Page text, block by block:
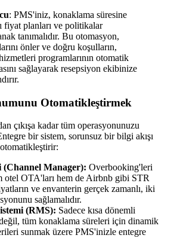
: PMS'iniz, konaklama süresine
fiyat planları ve politikalar
tanımalıdır. Bu otomasyon,
önler ve doğru koşulların,
programlarının otomatik
sağlayarak resepsiyon ekibinize
Otomatikleştirmek
çıkışa kadar tüm operasyonunuzu
bir sistem, sorunsuz bir bilgi akışı
(Channel Manager): Overbooking'leri
otel OTA'ları hem de Airbnb gibi STR
ve envanterin gerçek zamanlı, iki
sağlamalıdır.
(RMS): Sadece kısa dönemli
tüm konaklama süreleri için dinamik
sunmak üzere PMS'inizle entegre